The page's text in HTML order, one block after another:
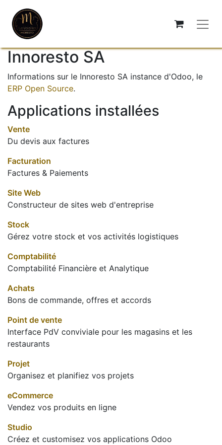
Innoresto SA
Informations sur le Innoresto SA instance d'Odoo, le
ERP Open Source.
Applications installées
Vente
Du devis aux factures
Facturation
Factures & Paiements
Site Web
Constructeur de sites web d'entreprise
Stock
Gérez votre stock et vos activités logistiques
Comptabilité
Comptabilité Financière et Analytique
Achats
Bons de commande, offres et accords
Point de vente
Interface PdV conviviale pour les magasins et les
restaurants
Projet
Organisez et planifiez vos projets
eCommerce
Vendez vos produits en ligne
Studio
Créez et customisez vos applications Odoo